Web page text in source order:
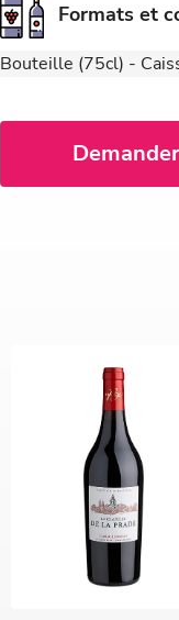
Formats et
Bouteille (75cl) -